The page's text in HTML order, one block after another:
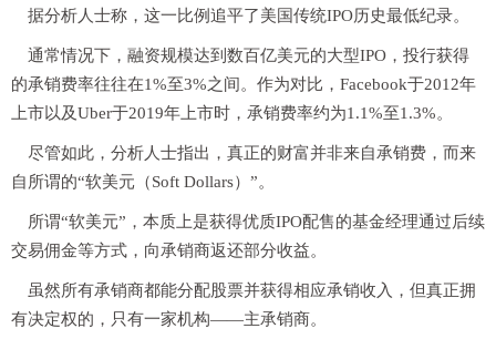
据分析人士称，这一比例追平了美国传统IPO历史最低纪录。
通常情况下，融资规模达到数百亿美元的大型IPO，投行获得
的承销费率往往在1%至3%之间。作为对比，Facebook于2012年
上市以及Uber于2019年上市时，承销费率约为1.1%至1.3%。
尽管如此，分析人士指出，真正的财富并非来自承销费，而来
自所谓的“软美元（Soft Dollars）”。
所谓“软美元”，本质上是获得优质IPO配售的基金经理通过后续
交易佣金等方式，向承销商返还部分收益。
虽然所有承销商都能分配股票并获得相应承销收入，但真正拥
有决定权的，只有一家机构——主承销商。